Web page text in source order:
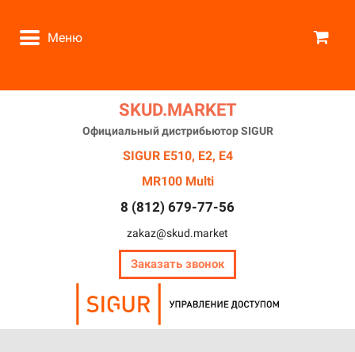
Меню
*
.
.
.
❅
❅
❄
❅
.
* ❄
.
SKUD.MARKET
Официальный дистрибьютор SIGUR
SIGUR E510, E2, E4
MR100 Multi
8 (812) 679-77-56
zakaz@skud.market
Заказать звонок